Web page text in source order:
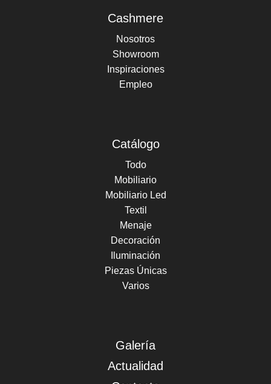
Cashmere
Nosotros
Showroom
Inspiraciones
Empleo
Catálogo
Todo
Mobiliario
Mobiliario Led
Textil
Menaje
Decoración
Iluminación
Piezas Únicas
Varios
Galería
Actualidad